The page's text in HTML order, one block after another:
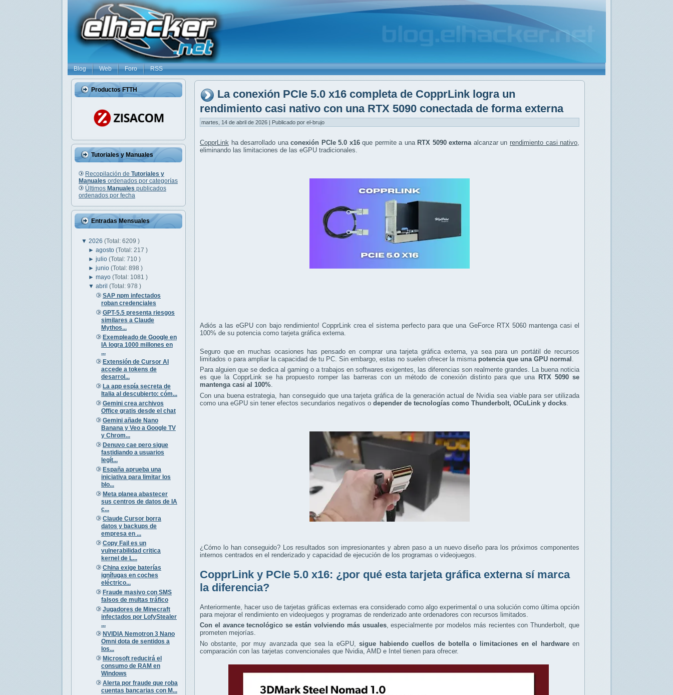
Blog Web Foro RSS
Productos FTTH
Tutoriales y Manuales
Recopilación de Tutoriales y
Manuales ordenados por categorías
Últimos Manuales publicados
ordenados por fecha
Entradas Mensuales
▼ 2026 (Total: 6209 )
►agosto(Total: 217 )
►julio(Total: 710 )
►junio(Total: 898 )
►mayo(Total: 1081 )
▼abril(Total: 978 )
SAP npm infectados
roban credenciales
GPT-5.5 presenta riesgos
similares a Claude
Mythos...
Exempleado de Google en
IA logra 1000 millones en
...
Extensión de Cursor AI
accede a tokens de
desarrol...
La app espía secreta de
Italia al descubierto: cóm...
Gemini crea archivos
Office gratis desde el chat
Gemini añade Nano
Banana y Veo a Google TV
y Chrom...
Denuvo cae pero sigue
fastidiando a usuarios
legít...
España aprueba una
iniciativa para limitar los
blo...
Meta planea abastecer
sus centros de datos de IA
c...
Claude Cursor borra
datos y backups de
empresa en ...
Copy Fail es un
vulnerabilidad critica
kernel de L...
China exige baterías
ignífugas en coches
eléctrico...
Fraude masivo con SMS
falsos de multas tráfico
Jugadores de Minecraft
infectados por LofyStealer
...
NVIDIA Nemotron 3 Nano
Omni dota de sentidos a
los...
Microsoft reducirá el
consumo de RAM en
Windows
Alerta por fraude que roba
cuentas bancarias con M...
La conexión PCIe 5.0 x16 completa de CopprLink logra un
rendimiento casi nativo con una RTX 5090 conectada de forma externa
martes, 14 de abril de 2026 | Publicado por el-brujo
CopprLink ha desarrollado unaconexión PCIe 5.0 x16que permite a una RTX 5090 externa alcanzar un rendimiento casi nativo
eliminando las limitaciones de las eGPU tradicionales.
Adiós a las eGPU con bajo rendimiento! CopprLink crea el sistema perfecto para que una GeForce RTX 5060 mantenga casi el
100% de su potencia como tarjeta gráfica externa.
Seguro que en muchas ocasiones has pensado en comprar una tarjeta gráfica externa, ya sea para un portátil de recursos
limitados o para ampliar la capacidad de tu PC. Sin embargo, estas no suelen ofrecer la misma potencia que una GPU normal
Para alguien que se dedica al gaming o a trabajos en softwares exigentes, las diferencias son realmente grandes. La buena noticia
es que la CopprLink se ha propuesto romper las barreras con un método de conexión distinto para que una RTX 5090 se
mantenga casi al 100%.
Con una buena estrategia, han conseguido que una tarjeta gráfica de la generación actual de Nvidia sea viable para ser utilizada
como una eGPU sin tener efectos secundarios negativos o depender de tecnologías como Thunderbolt, OCuLink y docks
¿Cómo lo han conseguido? Los resultados son impresionantes y abren paso a un nuevo diseño para los próximos componentes
internos centrados en el renderizado y capacidad de ejecución de los programas o videojuegos.
CopprLink y PCIe 5.0 x16: ¿por qué esta tarjeta gráfica externa sí marca
la diferencia?
Anteriormente, hacer uso de tarjetas gráficas externas era considerado como algo experimental o una solución como última opción
para mejorar el rendimiento en videojuegos y programas de renderizado ante ordenadores con recursos limitados.
Con el avance tecnológico se están volviendo más usuales, especialmente por modelos más recientes con Thunderbolt, que
prometen mejorías.
No obstante, por muy avanzada que sea la eGPU,sigue habiendo cuellos de botella o limitaciones en el hardwareen
comparación con las tarjetas convencionales que Nvidia, AMD e Intel tienen para ofrecer.